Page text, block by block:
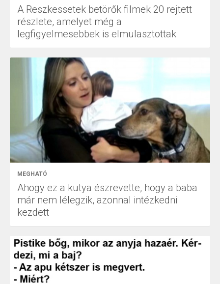
A Reszkessetek betörők filmek 20 rejtett
részlete, amelyet még a
legfigyelmesebbek is elmulasztottak
MEGHATÓ
Ahogy ez a kutya észrevette, hogy a baba
már nem lélegzik, azonnal intézkedni
kezdett